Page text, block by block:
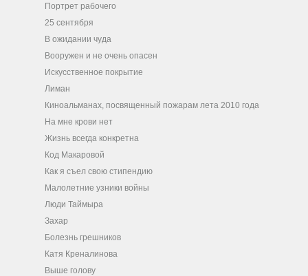
Портрет рабочего
25 сентября
В ожидании чуда
Вооружен и не очень опасен
Искусственное покрытие
Лиман
Киноальманах, посвященный пожарам лета 2010 года
На мне крови нет
Жизнь всегда конкретна
Код Макаровой
Как я съел свою стипендию
Малолетние узники войны
Люди Таймыра
Захар
Болезнь грешников
Катя Креналинова
Выше голову